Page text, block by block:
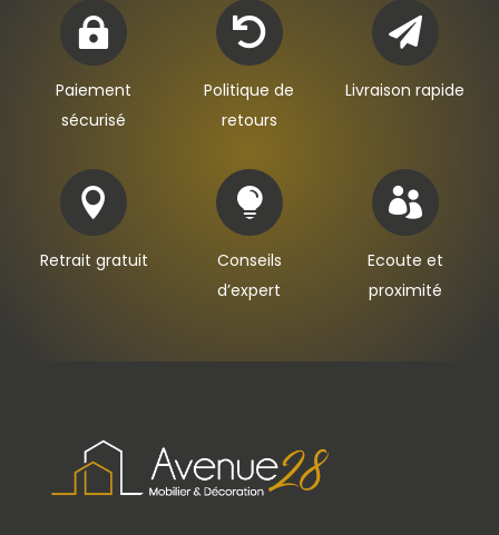

Paiement
sécurisé

Politique de
retours

Livraison rapide

Retrait gratuit

Conseils
d’expert

Ecoute et
proximité